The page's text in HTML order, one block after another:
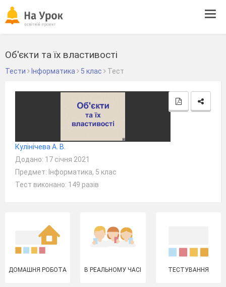
Об'єкти та їх властивості
Тести Інформатика 5 клас Тест
Кулінічева А. В.
Додано: 17 січня 2021
Предмет: Інформатика, 5 клас
Тест виконано: 149 разів
ДОМАШНЯ РОБОТА В РЕАЛЬНОМУ ЧАСІ ТЕСТУВАННЯ